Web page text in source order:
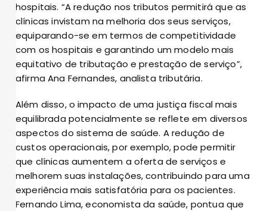
hospitais. “A redução nos tributos permitirá que as
clínicas invistam na melhoria dos seus serviços,
equiparando-se em termos de competitividade
com os hospitais e garantindo um modelo mais
equitativo de tributação e prestação de serviço”,
afirma Ana Fernandes, analista tributária.
Além disso, o impacto de uma justiça fiscal mais
equilibrada potencialmente se reflete em diversos
aspectos do sistema de saúde. A redução de
custos operacionais, por exemplo, pode permitir
que clínicas aumentem a oferta de serviços e
melhorem suas instalações, contribuindo para uma
experiência mais satisfatória para os pacientes.
Fernando Lima, economista da saúde, pontua que